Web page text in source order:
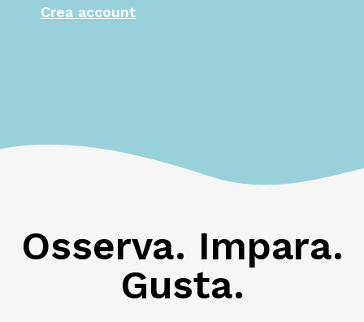
Crea account
Osserva. Impara.
Gusta.